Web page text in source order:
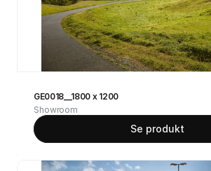
GE0018__1800 x 1200
Showroom
Se produkt